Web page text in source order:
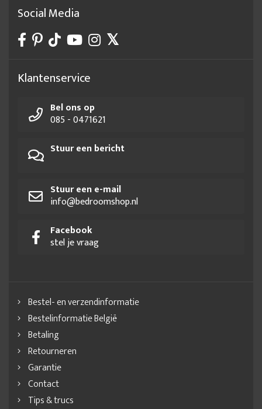
Social Media
Klantenservice
Bel ons op
085 - 0471621
Stuur een bericht
Stuur een e-mail
info@bedroomshop.nl
Facebook
stel je vraag
Bestel- en verzendinformatie
Bestelinformatie België
Betaling
Retourneren
Garantie
Contact
Tips & trucs